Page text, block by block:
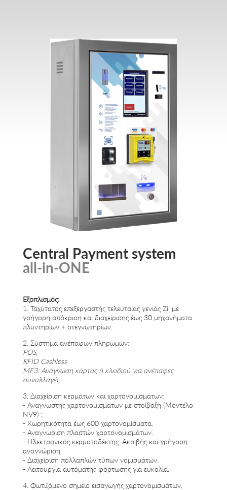
Central Payment system
all-in-ONE
Εξοπλισμός:
1. Ταχύτατος επεξεργαστής τελευταίας γενιάς Zii με
γρήγορη απόκριση και διαχείρισης έως 30 μηχανήματα
πλυντηρίων + στεγνωτηρίων.
2. Σύστημα ανέπαφων πληρωμών:
POS,
RFID Cashless
MF3: Ανάγνωση κάρτας ή κλειδιού για ανέπαφες
συναλλαγές.
3. Διαχείριση κερμάτων και χαρτονομισμάτων:
- Αναγνώστης χαρτονομισμάτων με στοίβαξη (Μοντέλο
NV9) :
- Χωρητικότητα έως 600 χαρτονομίσματα.
- Αναγνώριση πλαστών χαρτονομισμάτων.
- Ηλεκτρονικός κερματοδέκτης: Ακριβής και γρήγορη
αναγνώριση.
- Διαχείριση πολλαπλών τύπων νομισμάτων.
- Λειτουργία αυτόματης φόρτωσης για ευκολία.
4. Φωτιζόμενο σημείο εισαγωγής χαρτονομισμάτων,